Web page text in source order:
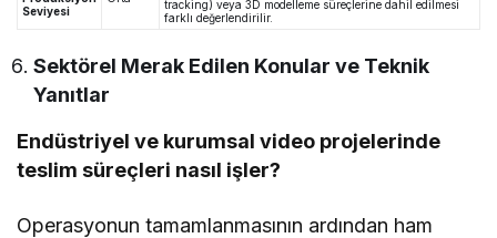
Seviyesi
tracking) veya 3D modelleme süreçlerine dahil edilmesi
farklı değerlendirilir.
Sektörel Merak Edilen Konular ve Teknik
Yanıtlar
Endüstriyel ve kurumsal video projelerinde
teslim süreçleri nasıl işler?
Operasyonun tamamlanmasının ardından ham